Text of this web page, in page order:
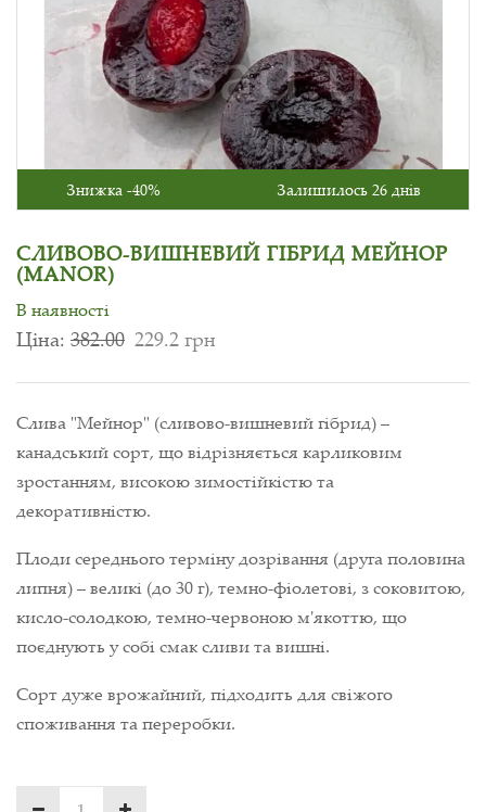
Знижка -40% Залишилось 26 днів
СЛИВОВО-ВИШНЕВИЙ ГІБРИД МЕЙНОР
(MANOR)
В наявності
Ціна: 382.00 229.2 грн
Слива "Мейнор" (сливово-вишневий гібрид) –
канадський сорт, що відрізняється карликовим
зростанням, високою зимостійкістю та
декоративністю.
Плоди середнього терміну дозрівання (друга половина
липня) – великі (до 30 г), темно-фіолетові, з соковитою,
кисло-солодкою, темно-червоною м'якоттю, що
поєднують у собі смак сливи та вишні.
Сорт дуже врожайний, підходить для свіжого
споживання та переробки.